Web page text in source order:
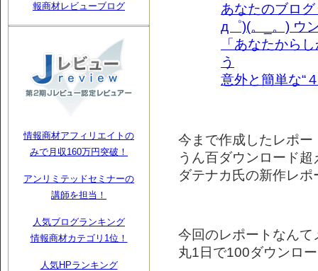
あなたのブロ
д゜)(。_。) ウ
「あなたから
う
意外と簡単な“
今まで作成したレポー
うん百ダウンロード
ダテナカ氏の新作レポ
今回のレポートなん
丸1日で100ダウンロ
報商材レビューブログ
情報商材アフィリエイトの
みで月収160万円突破！
アンリミテッドセミナーの
講師を担当！
人気ブログランキング
情報商材カテゴリ1位！
人気HPランキング